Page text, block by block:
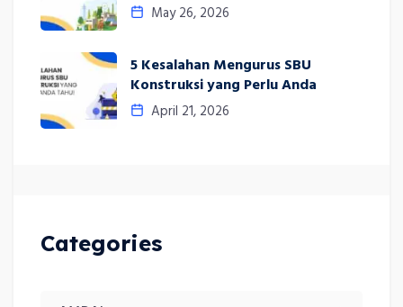
May 26, 2026
5 Kesalahan Mengurus SBU
Konstruksi yang Perlu Anda
April 21, 2026
Categories